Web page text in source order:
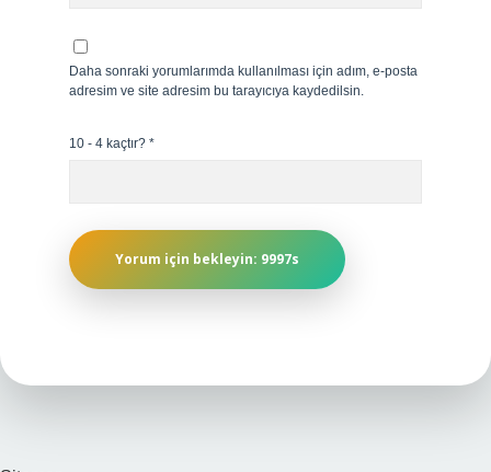
Daha sonraki yorumlarımda kullanılması için adım, e-posta
adresim ve site adresim bu tarayıcıya kaydedilsin.
10 - 4 kaçtır? *